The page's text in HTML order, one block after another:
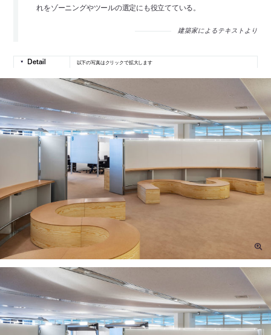
れをゾーニングやツールの選定にも役立てている。
建築家によるテキストより
以下の写真はクリックで拡大します